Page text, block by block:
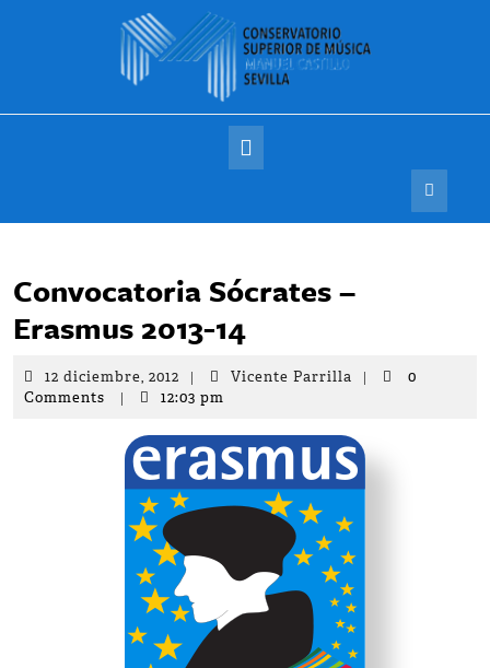
Convocatoria Sócrates –
Erasmus 2013-14
12 diciembre, 2012 12
diciembre,
| Vicente Parrilla Vicente
|
0
Comments
| 12:03 pm